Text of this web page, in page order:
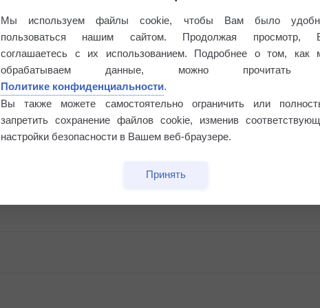
Мы используем файлы cookie, чтобы Вам было
пользоваться нашим сайтом. Продолжая просмотр,
соглашаетесь с их использованием. Подробнее о том, как
обрабатываем данные, можно прочитать
Политике конфиденциальности.
Вы также можете самостоятельно ограничить или
запретить сохранение файлов cookie, изменив
настройки безопасности в Вашем веб-браузере.
Принять